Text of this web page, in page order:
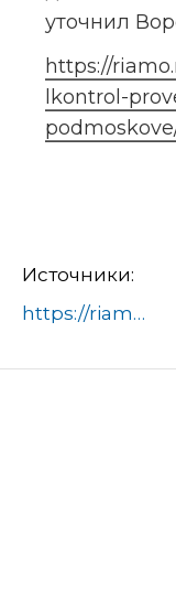
уточнил
https://
lkontrol-
Источники:
https://riamo.ru/news/obschestvo/mosoblkontrol-proverjaet-remont-63-dorog-v-podmoskove/